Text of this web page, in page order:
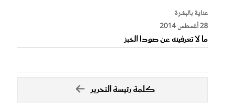
عناية بالبشرة
28 أغسطس 2014
ما لا تعرفينه عن صودا الخبز
كلمة رئيسة التحرير